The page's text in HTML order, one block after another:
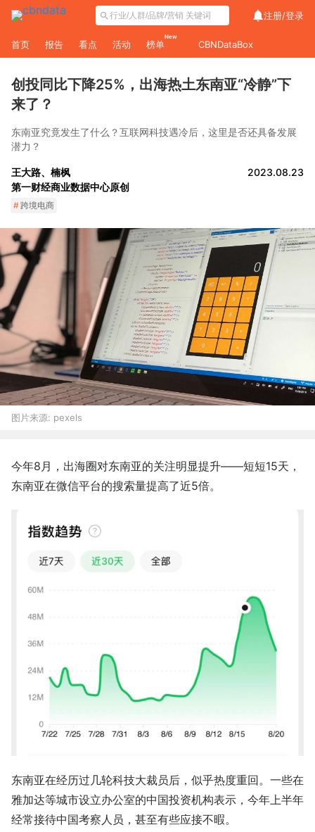
注册/登录
首页 报告 看点 活动 榜单
New
CBNDataBox
创投同比下降25%，出海热土东南亚“冷静”下
来了？
东南亚究竟发生了什么？互联网科技遇冷后，这里是否还具备发展
潜力？
王大路、楠枫
第一财经商业数据中心原创
2023.08.23
#跨境电商
图片来源: pexels
今年8月，出海圈对东南亚的关注明显提升——短短15天，
东南亚在微信平台的搜索量提高了近5倍。
东南亚在经历过几轮科技大裁员后，似乎热度重回。一些在
雅加达等城市设立办公室的中国投资机构表示，今年上半年
经常接待中国考察人员，甚至有些应接不暇。